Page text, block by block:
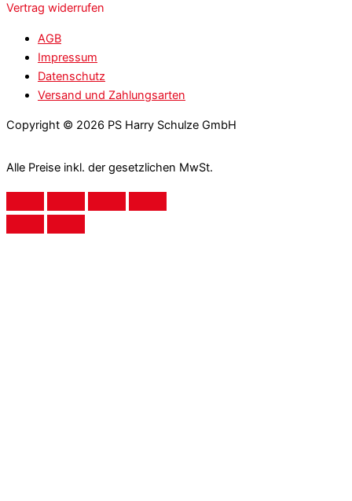
Vertrag widerrufen
AGB
Impressum
Datenschutz
Versand und Zahlungsarten
Copyright © 2026 PS Harry Schulze GmbH
Alle Preise inkl. der gesetzlichen MwSt.